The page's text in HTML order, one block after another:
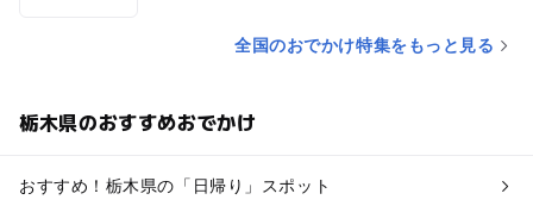
全国のおでかけ特集をもっと見る
栃木県のおすすめおでかけ
おすすめ！栃木県の「日帰り」スポット